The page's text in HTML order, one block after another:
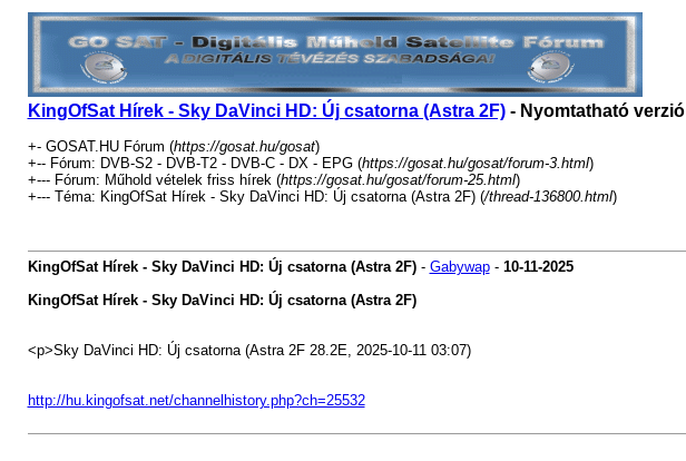
KingOfSat Hírek - Sky DaVinci HD: Új csatorna (Astra 2F)- Nyomtatható verzió
+- GOSAT.HU Fórum (https://gosat.hu/gosat)
+-- Fórum: DVB-S2 - DVB-T2 - DVB-C - DX - EPG (https://gosat.hu/gosat/forum-3.html)
+--- Fórum: Műhold vételek friss hírek (https://gosat.hu/gosat/forum-25.html)
+--- Téma: KingOfSat Hírek - Sky DaVinci HD: Új csatorna (Astra 2F) (/thread-136800.html)
KingOfSat Hírek - Sky DaVinci HD: Új csatorna (Astra 2F)- Gabywap- 10-11-2025
KingOfSat Hírek - Sky DaVinci HD: Új csatorna (Astra 2F)
<p>Sky DaVinci HD: Új csatorna (Astra 2F 28.2E, 2025-10-11 03:07)
http://hu.kingofsat.net/channelhistory.php?ch=25532